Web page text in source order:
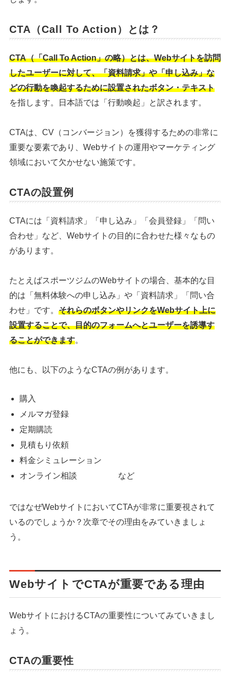
CTA（Call To Action）とは？
CTA（「Call To Action」の略）とは、Webサイトを訪問
したユーザーに対して、「資料請求」や「申し込み」な
どの行動を喚起するために設置されたボタン・テキスト
を指します。日本語では「行動喚起」と訳されます。
CTAは、CV（コンバージョン）を獲得するための非常に
重要な要素であり、Webサイトの運用やマーケティング
領域において欠かせない施策です。
CTAの設置例
CTAには「資料請求」「申し込み」「会員登録」「問い
合わせ」など、Webサイトの目的に合わせた様々なもの
があります。
たとえばスポーツジムのWebサイトの場合、基本的な目
的は「無料体験への申し込み」や「資料請求」「問い合
わせ」です。 それらのボタンやリンクをWebサイト上に
設置することで、目的のフォームへとユーザーを誘導す
ることができます。
他にも、以下のようなCTAの例があります。
購入
メルマガ登録
定期購読
見積もり依頼
料金シミュレーション
オンライン相談 など
ではなぜWebサイトにおいてCTAが非常に重要視されて
いるのでしょうか？次章でその理由をみていきましょ
う。
WebサイトでCTAが重要である理由
WebサイトにおけるCTAの重要性についてみていきまし
ょう。
CTAの重要性